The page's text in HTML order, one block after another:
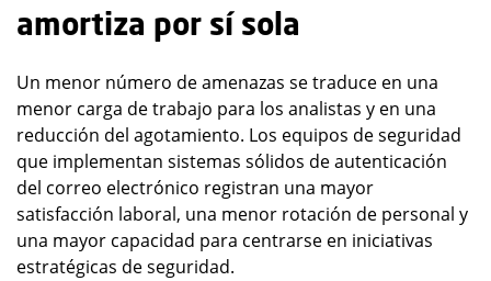
amortiza por sí sola
Un menor número de amenazas se traduce en una
menor carga de trabajo para los analistas y en una
reducción del agotamiento. Los equipos de seguridad
que implementan sistemas sólidos de autenticación
del correo electrónico registran una mayor
satisfacción laboral, una menor rotación de personal y
una mayor capacidad para centrarse en iniciativas
estratégicas de seguridad.